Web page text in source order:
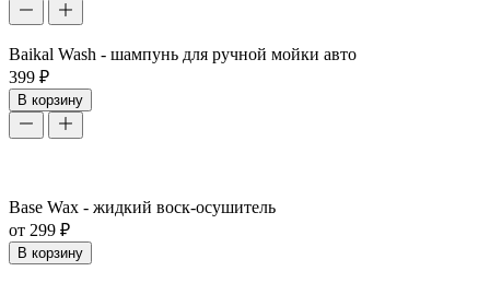
Baikal Wash - шампунь для ручной мойки авто
399 ₽
В корзину
Base Wax - жидкий воск-осушитель
от 299 ₽
В корзину